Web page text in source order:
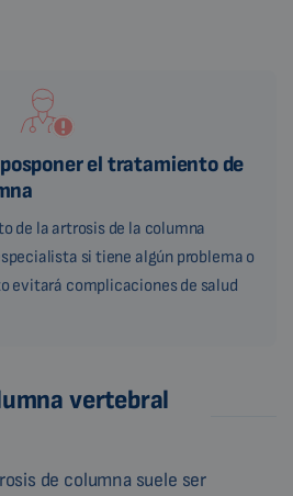
el tratamiento de
de la artrosis de la columna
si tiene algún problema o
evitará complicaciones de salud
vertebral
de columna suele ser